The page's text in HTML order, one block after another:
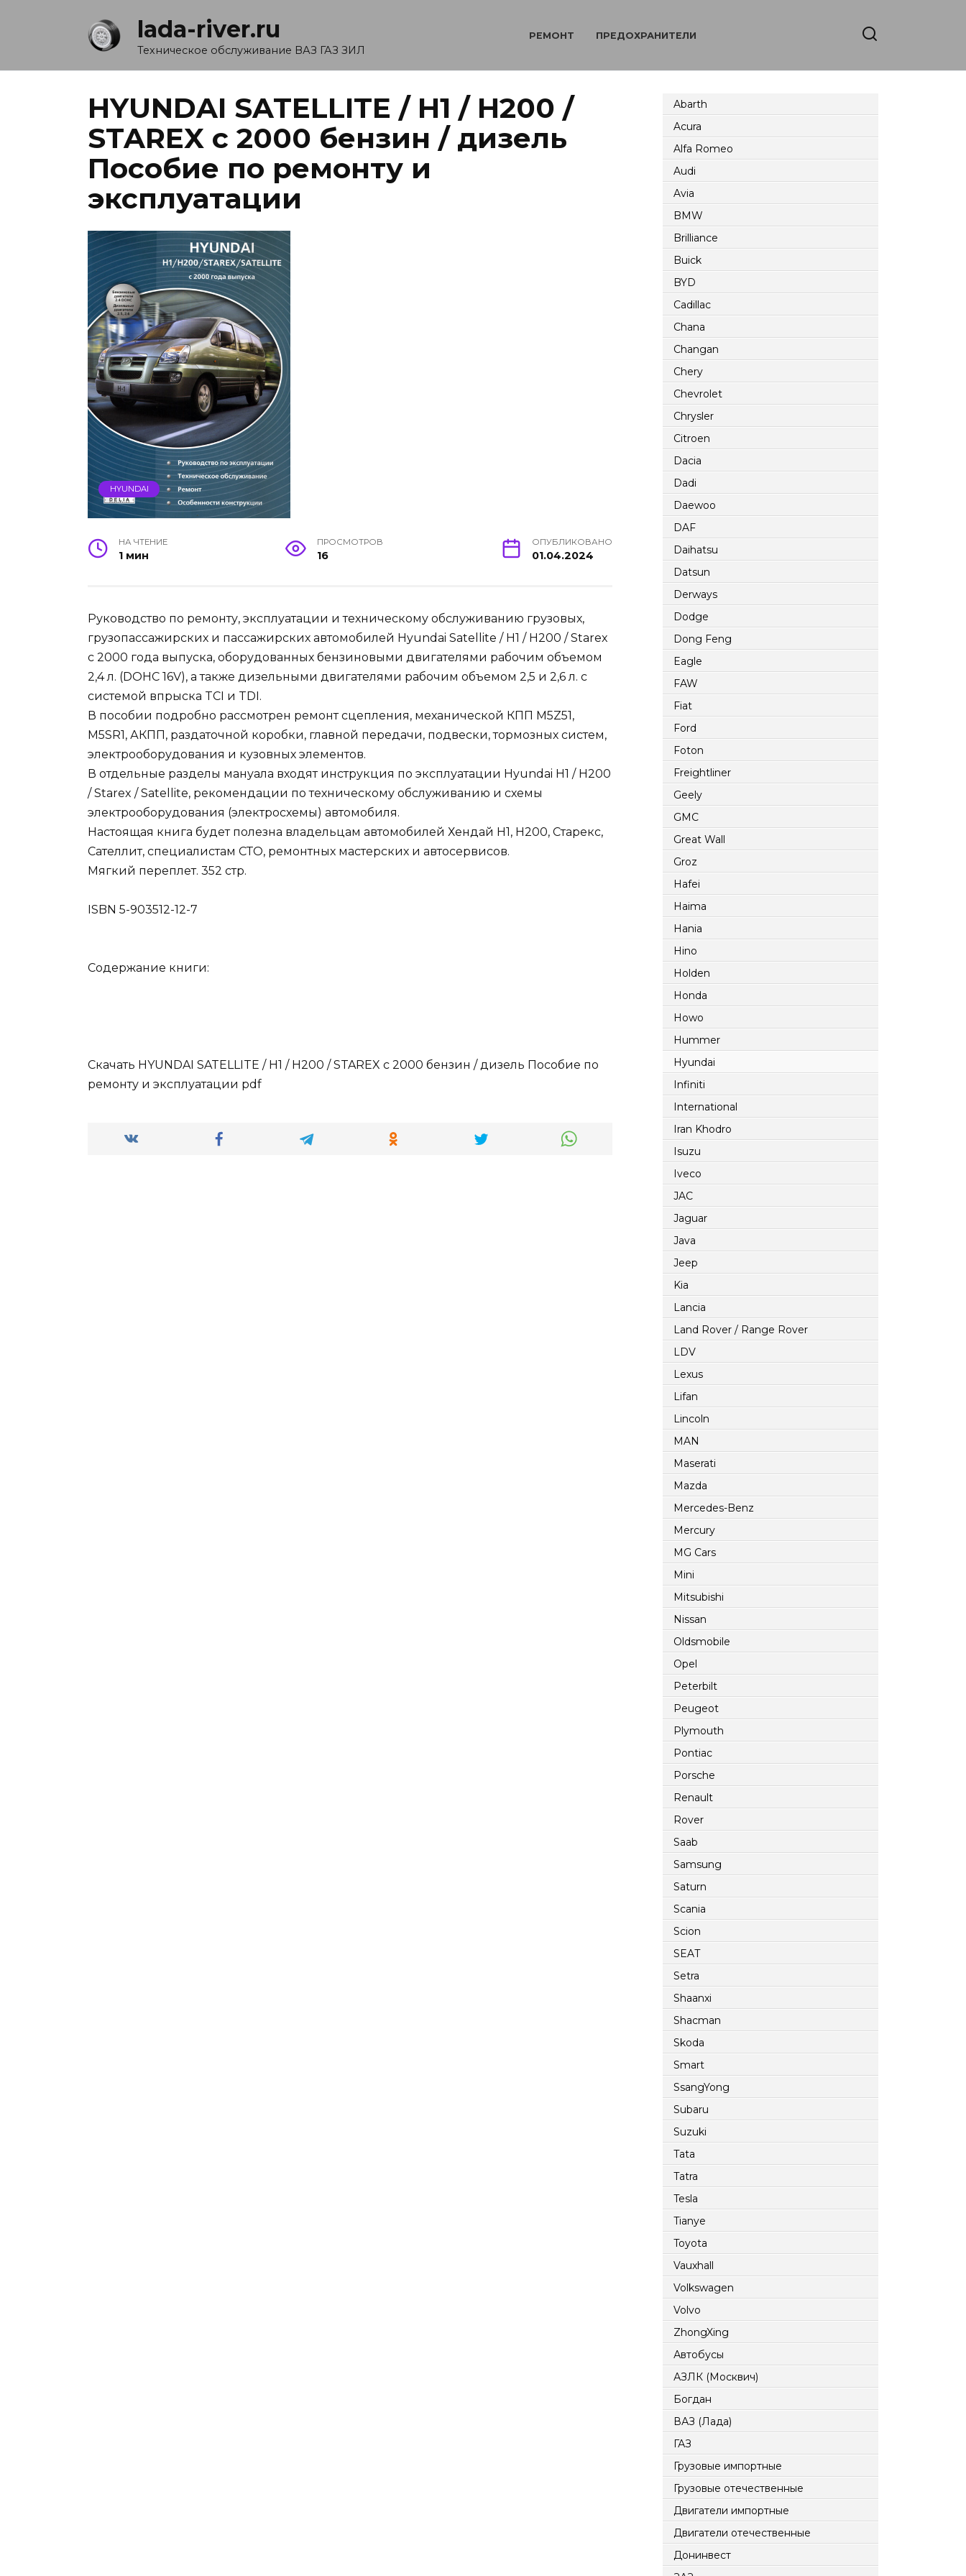
lada-river.ru
Техническое обслуживание ВАЗ ГАЗ ЗИЛ
РЕМОНТ ПРЕДОХРАНИТЕЛИ
HYUNDAI SATELLITE / H1 / H200 /
STAREX с 2000 бензин / дизель
Пособие по ремонту и
эксплуатации
HYUNDAI
НА ЧТЕНИЕ
1 мин
ПРОСМОТРОВ
16
ОПУБЛИКОВАНО
01.04.2024
Руководство по ремонту, эксплуатации и техническому обслуживанию грузовых,
грузопассажирских и пассажирских автомобилей Hyundai Satellite / H1 / H200 / Starex
с 2000 года выпуска, оборудованных бензиновыми двигателями рабочим объемом
2,4 л. (DOHC 16V), а также дизельными двигателями рабочим объемом 2,5 и 2,6 л. с
системой впрыска TCI и TDI.
В пособии подробно рассмотрен ремонт сцепления, механической КПП М5Z51,
M5SR1, АКПП, раздаточной коробки, главной передачи, подвески, тормозных систем,
электрооборудования и кузовных элементов.
В отдельные разделы мануала входят инструкция по эксплуатации Hyundai H1 / H200
/ Starex / Satellite, рекомендации по техническому обслуживанию и схемы
электрооборудования (электросхемы) автомобиля.
Настоящая книга будет полезна владельцам автомобилей Хендай H1, H200, Старекс,
Сателлит, специалистам СТО, ремонтных мастерских и автосервисов.
Мягкий переплет. 352 стр.
ISBN 5-903512-12-7
Содержание книги:
Скачать HYUNDAI SATELLITE / H1 / H200 / STAREX с 2000 бензин / дизель Пособие по
ремонту и эксплуатации pdf
Abarth
Acura
Alfa Romeo
Audi
Avia
BMW
Brilliance
Buick
BYD
Cadillac
Chana
Changan
Chery
Chevrolet
Chrysler
Citroen
Dacia
Dadi
Daewoo
DAF
Daihatsu
Datsun
Derways
Dodge
Dong Feng
Eagle
FAW
Fiat
Ford
Foton
Freightliner
Geely
GMC
Great Wall
Groz
Hafei
Haima
Hania
Hino
Holden
Honda
Howo
Hummer
Hyundai
Infiniti
International
Iran Khodro
Isuzu
Iveco
JAC
Jaguar
Java
Jeep
Kia
Lancia
Land Rover / Range Rover
LDV
Lexus
Lifan
Lincoln
MAN
Maserati
Mazda
Mercedes-Benz
Mercury
MG Cars
Mini
Mitsubishi
Nissan
Oldsmobile
Opel
Peterbilt
Peugeot
Plymouth
Pontiac
Porsche
Renault
Rover
Saab
Samsung
Saturn
Scania
Scion
SEAT
Setra
Shaanxi
Shacman
Skoda
Smart
SsangYong
Subaru
Suzuki
Tata
Tatra
Tesla
Tianye
Toyota
Vauxhall
Volkswagen
Volvo
ZhongXing
Автобусы
АЗЛК (Москвич)
Богдан
ВАЗ (Лада)
ГАЗ
Грузовые импортные
Грузовые отечественные
Двигатели импортные
Двигатели отечественные
Донинвест